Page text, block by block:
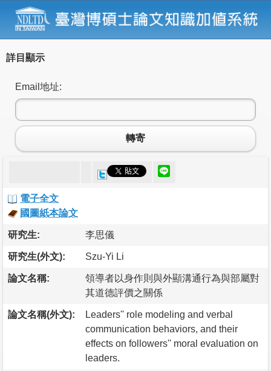
詳目顯示
Email地址:
轉寄
電子全文
國圖紙本論文
研究生: 李思儀
研究生(外文): Szu-Yi Li
論文名稱:
領導者以身作則與外顯溝通行為與部屬對
其道德評價之關係
論文名稱(外文):
Leaders'' role modeling and verbal
communication behaviors, and their
effects on followers'' moral evaluation on
leaders.